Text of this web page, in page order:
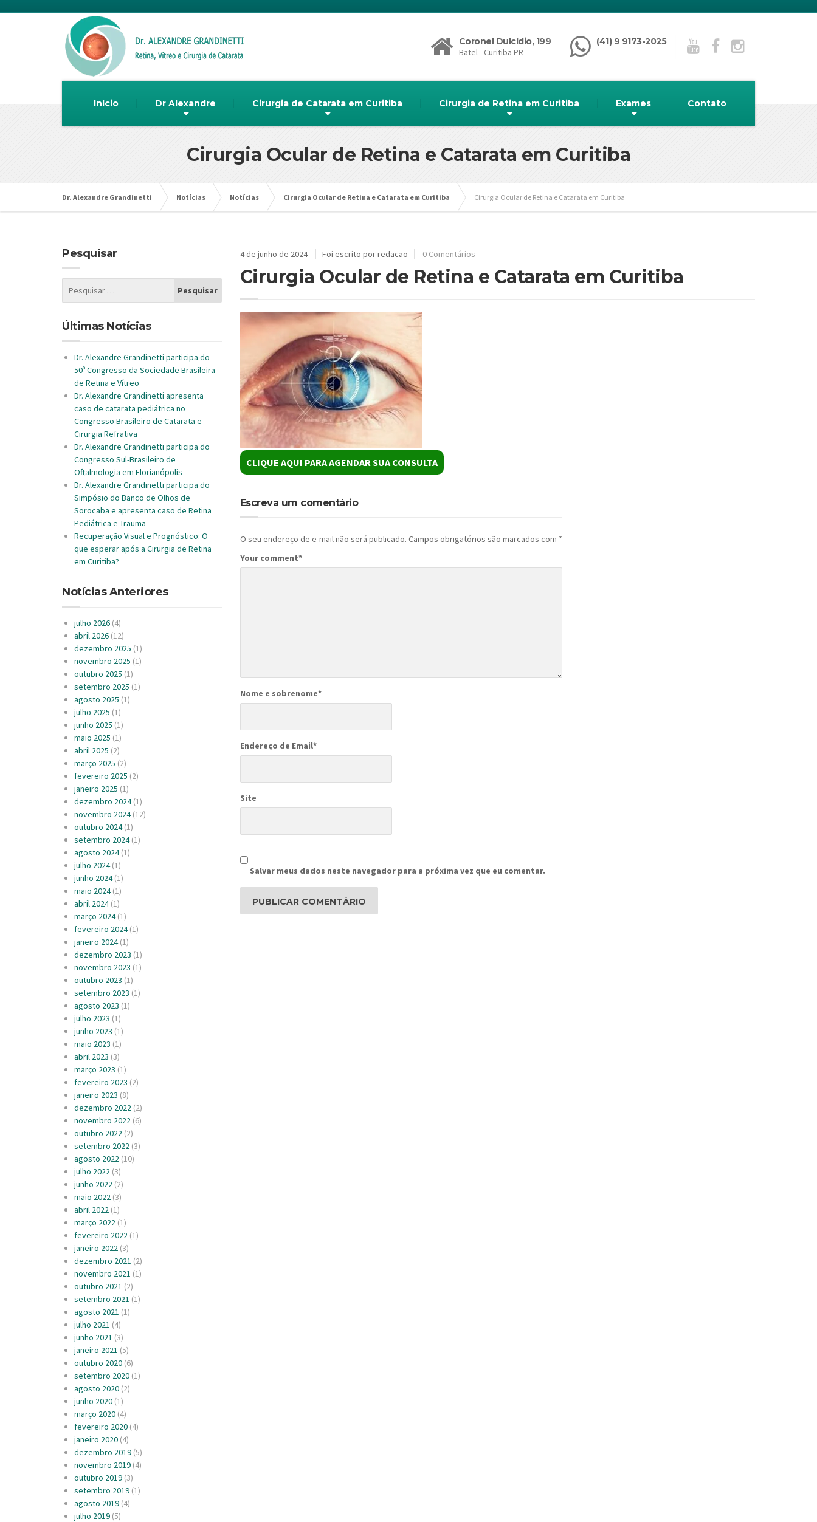
Coronel Dulcídio, 199
Batel - Curitiba PR
(41) 9 9173-2025
Início Dr Alexandre Cirurgia de Catarata em Curitiba Cirurgia de Retina em Curitiba Exames Contato
Cirurgia Ocular de Retina e Catarata em Curitiba
Dr. Alexandre Grandinetti Notícias Notícias Cirurgia Ocular de Retina e Catarata em Curitiba Cirurgia Ocular de Retina e Catarata em Curitiba
4 de junho de 2024 Foi escrito por redacao 0 Comentários
Cirurgia Ocular de Retina e Catarata em Curitiba
CLIQUE AQUI PARA AGENDAR SUA CONSULTA
Escreva um comentário
O seu endereço de e-mail não será publicado. Campos obrigatórios são marcados com *
Your comment*
Nome e sobrenome*
Endereço de Email*
Site
Salvar meus dados neste navegador para a próxima vez que eu comentar.
Pesquisar
Últimas Notícias
Dr. Alexandre Grandinetti participa do
50º Congresso da Sociedade Brasileira
de Retina e Vítreo
Dr. Alexandre Grandinetti apresenta
caso de catarata pediátrica no
Congresso Brasileiro de Catarata e
Cirurgia Refrativa
Dr. Alexandre Grandinetti participa do
Congresso Sul-Brasileiro de
Oftalmologia em Florianópolis
Dr. Alexandre Grandinetti participa do
Simpósio do Banco de Olhos de
Sorocaba e apresenta caso de Retina
Pediátrica e Trauma
Recuperação Visual e Prognóstico: O
que esperar após a Cirurgia de Retina
em Curitiba?
Notícias Anteriores
julho 2026 (4)
abril 2026 (12)
dezembro 2025 (1)
novembro 2025 (1)
outubro 2025 (1)
setembro 2025 (1)
agosto 2025 (1)
julho 2025 (1)
junho 2025 (1)
maio 2025 (1)
abril 2025 (2)
março 2025 (2)
fevereiro 2025 (2)
janeiro 2025 (1)
dezembro 2024(1)
novembro 2024(12)
outubro 2024(1)
setembro 2024(1)
agosto 2024(1)
julho 2024(1)
junho 2024(1)
maio 2024(1)
abril 2024(1)
março 2024(1)
fevereiro 2024(1)
janeiro 2024(1)
dezembro 2023 (1)
novembro 2023 (1)
outubro 2023 (1)
setembro 2023 (1)
agosto 2023 (1)
julho 2023 (1)
junho 2023 (1)
maio 2023 (1)
abril 2023 (3)
março 2023 (1)
fevereiro 2023 (2)
janeiro 2023 (8)
dezembro 2022 (2)
novembro 2022 (6)
outubro 2022 (2)
setembro 2022 (3)
agosto 2022 (10)
julho 2022 (3)
junho 2022 (2)
maio 2022 (3)
abril 2022 (1)
março 2022 (1)
fevereiro 2022 (1)
janeiro 2022 (3)
dezembro 2021 (2)
novembro 2021 (1)
outubro 2021 (2)
setembro 2021 (1)
agosto 2021 (1)
julho 2021 (4)
junho 2021 (3)
janeiro 2021 (5)
outubro 2020 (6)
setembro 2020 (1)
agosto 2020 (2)
junho 2020 (1)
março 2020 (4)
fevereiro 2020 (4)
janeiro 2020 (4)
dezembro 2019 (5)
novembro 2019 (4)
outubro 2019 (3)
setembro 2019 (1)
agosto 2019 (4)
julho 2019 (5)